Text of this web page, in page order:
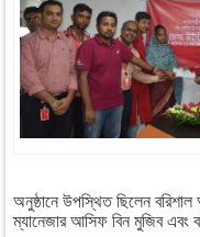
অনুষ্ঠানে উপস্থিত ছিলেন বরিশাল
ম্যানেজার আসিফ বিন মুজিব এবং